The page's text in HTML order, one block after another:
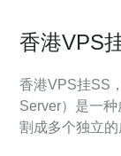
香港VPS
香港VPS挂SS，轻松畅
Server）是一
割成多个独立